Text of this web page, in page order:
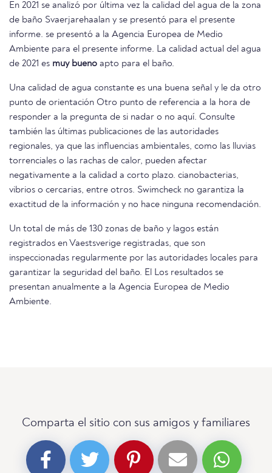
En 2021 se analizó por última vez la calidad del agua de la zona
de baño Svaerjarehaalan y se presentó para el presente
informe. se presentó a la Agencia Europea de Medio
Ambiente para el presente informe. La calidad actual del agua
de 2021 es muy bueno apto para el baño.
Una calidad de agua constante es una buena señal y le da otro
punto de orientación Otro punto de referencia a la hora de
responder a la pregunta de si nadar o no aquí. Consulte
también las últimas publicaciones de las autoridades
regionales, ya que las influencias ambientales, como las lluvias
torrenciales o las rachas de calor, pueden afectar
negativamente a la calidad a corto plazo. cianobacterias,
vibrios o cercarias, entre otros. Swimcheck no garantiza la
exactitud de la información y no hace ninguna recomendación.
Un total de más de 130 zonas de baño y lagos están
registrados en Vaestsverige registradas, que son
inspeccionadas regularmente por las autoridades locales para
garantizar la seguridad del baño. El Los resultados se
presentan anualmente a la Agencia Europea de Medio
Ambiente.
Comparta el sitio con sus amigos y familiares